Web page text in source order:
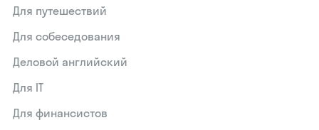
Для путешествий
Для собеседования
Деловой английский
Для IT
Для финансистов